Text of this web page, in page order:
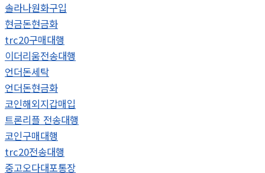
솔라나원화구입
현금돈현금화
trc20구매대행
이더리움전송대행
언더돈세탁
언더돈현금화
코인해외지갑매입
트론리플 전송대행
코인구매대행
trc20전송대행
중고오다대포통장